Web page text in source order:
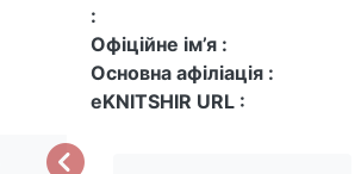
:
Офіційне ім’я :
Основна афіліація :
eKNITSHIR URL :